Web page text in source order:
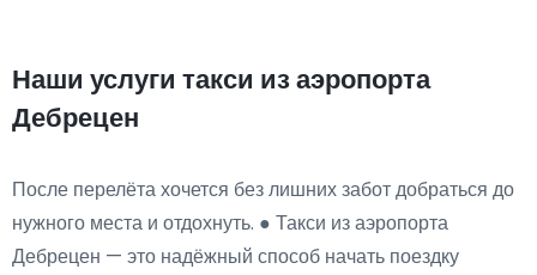
Наши услуги такси из аэропорта
Дебрецен
После перелёта хочется без лишних забот добраться до
нужного места и отдохнуть. ● Такси из аэропорта
Дебрецен — это надёжный способ начать поездку